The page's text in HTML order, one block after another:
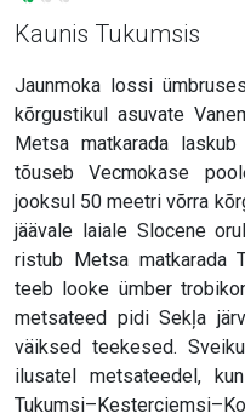
Kaunis Tukumsis
Jaunmoka lossi
kõrgustikul asuvate
Metsa matkarada
tõuseb Vecmokase
jooksul 50 meetri võrra
jäävale laiale Slocene
ristub Metsa matkarada
teeb looke ümber
metsateed pidi Sekļa
väiksed teekesed.
ilusatel metsateedel,